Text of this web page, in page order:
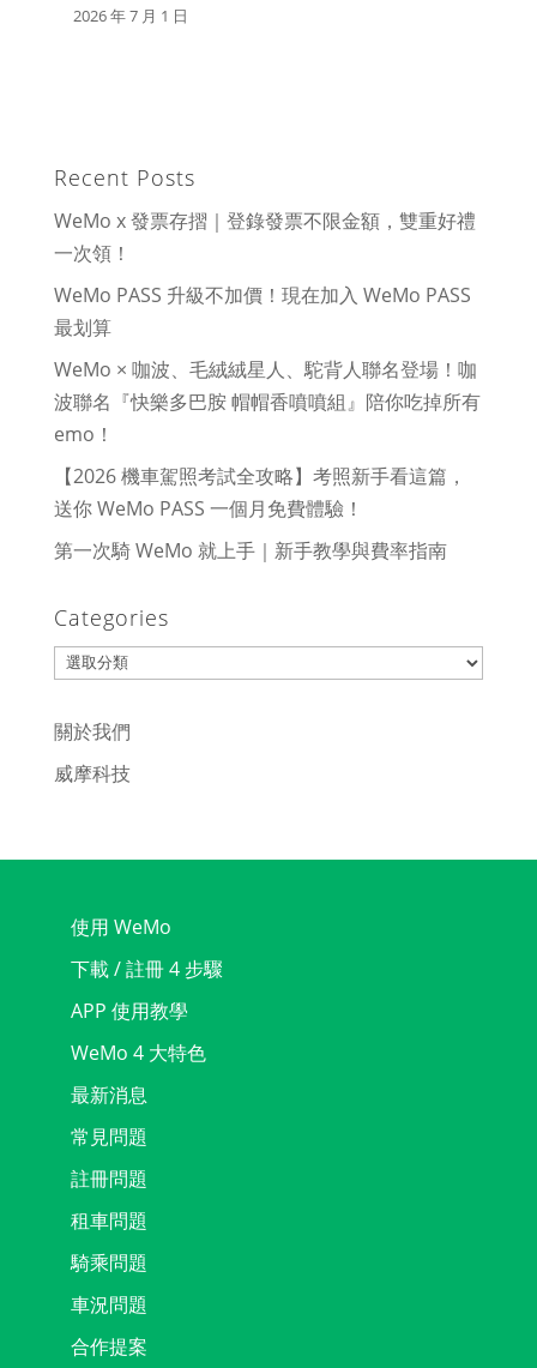
2026 年 7 月 1 日
Recent Posts
WeMo x 發票存摺｜登錄發票不限金額，雙重好禮
一次領！
WeMo PASS 升級不加價！現在加入 WeMo PASS
最划算
WeMo × 咖波、毛絨絨星人、駝背人聯名登場！咖
波聯名『快樂多巴胺 帽帽香噴噴組』陪你吃掉所有
emo！
【2026 機車駕照考試全攻略】考照新手看這篇，
送你 WeMo PASS 一個月免費體驗！
第一次騎 WeMo 就上手｜新手教學與費率指南
Categories
Categories
關於我們
威摩科技
使用 WeMo
下載 / 註冊 4 步驟
APP 使用教學
WeMo 4 大特色
最新消息
常見問題
註冊問題
租車問題
騎乘問題
車況問題
合作提案